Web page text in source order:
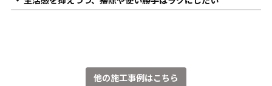
他の施工事例はこちら